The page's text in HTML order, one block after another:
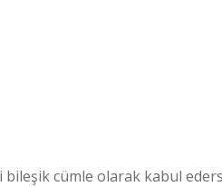
bileşik cümle olarak kabul